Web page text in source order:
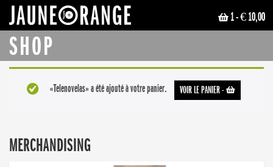
1- € 10,00
SHOP
VOIR LE PANIER-
«Telenovelas» a été ajouté à votre panier.
MERCHANDISING